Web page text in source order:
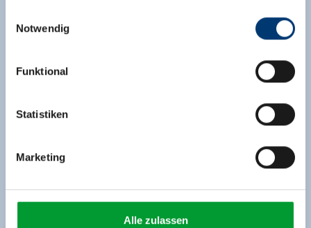
Rohr 23// A-6280 Zell am Ziller
www.zillertalarena.com
Notwendig
Funktional
Statistiken
Marketing
Alle zulassen